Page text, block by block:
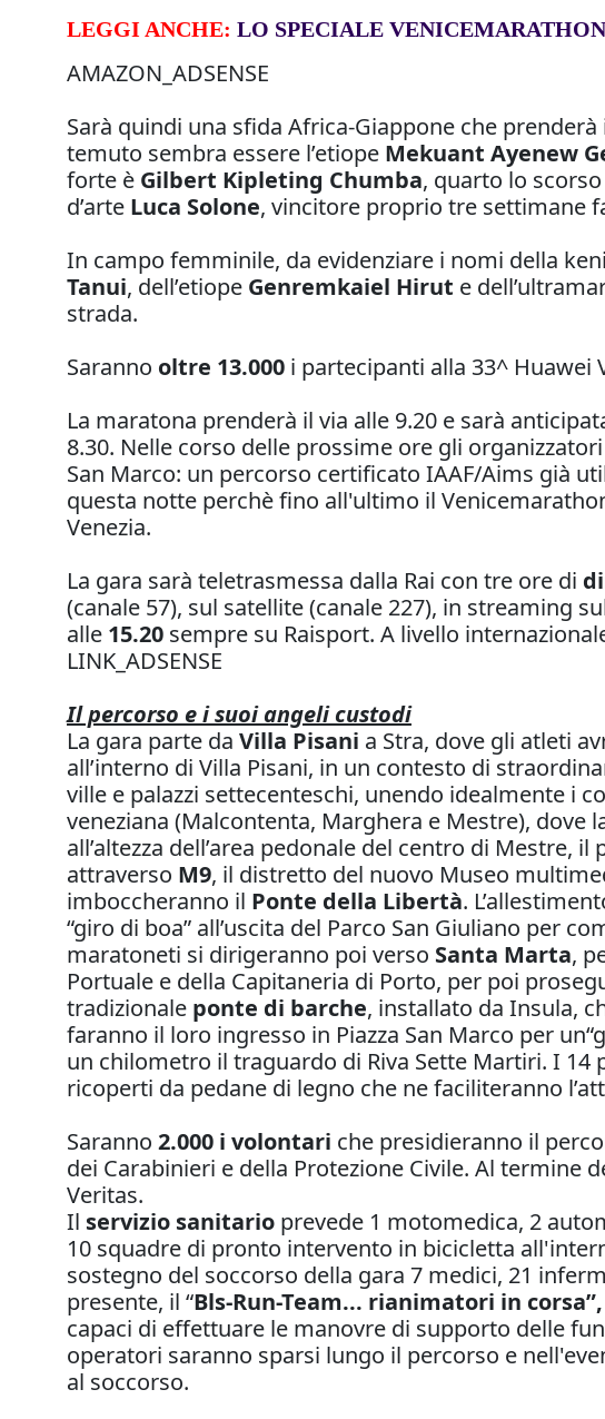
LEGGI ANCHE: LO SPECIALE VENICEMARATHON
AMAZON_ADSENSE
Sarà quindi una sfida Africa-Giappone che
temuto sembra essere l’etiope Mekuant Ayenew
forte è Gilbert Kipleting Chumba, quarto lo
d’arte Luca Solone, vincitore proprio tre settimane
In campo femminile, da evidenziare i nomi della
Tanui, dell’etiope Genremkaiel Hirut e
strada.
Saranno oltre 13.000 i partecipanti alla 33^ Huawei
La maratona prenderà il via alle 9.20 e sarà
8.30. Nelle corso delle prossime ore gli
San Marco: un percorso certificato IAAF/Aims già
questa notte perchè fino all'ultimo il
Venezia.
La gara sarà teletrasmessa dalla Rai con tre ore di
(canale 57), sul satellite (canale 227), in streaming
alle 15.20 sempre su Raisport. A livello
LINK_ADSENSE
Il percorso e i suoi angeli custodi
La gara parte da Villa Pisani a Stra, dove gli atleti
all’interno di Villa Pisani, in un contesto di
ville e palazzi settecenteschi, unendo idealmente i
veneziana (Malcontenta, Marghera e Mestre), dove
all’altezza dell’area pedonale del centro di
attraverso M9, il distretto del nuovo Museo
imboccheranno il Ponte della Libertà.
“giro di boa” all’uscita del Parco San Giuliano per
maratoneti si dirigeranno poi verso Santa Marta,
Portuale e della Capitaneria di Porto, per poi
tradizionale ponte di barche, installato da Insula,
faranno il loro ingresso in Piazza San Marco per
un chilometro il traguardo di Riva Sette Martiri. I
ricoperti da pedane di legno che ne faciliteranno
Saranno 2.000 i volontari che presidieranno il
dei Carabinieri e della Protezione Civile. Al termine
Veritas.
Il servizio sanitario prevede 1 motomedica, 2
10 squadre di pronto intervento in bicicletta
sostegno del soccorso della gara 7 medici, 21
presente, il “Bls-Run-Team... rianimatori in corsa”,
capaci di effettuare le manovre di supporto delle
operatori saranno sparsi lungo il percorso e
al soccorso.